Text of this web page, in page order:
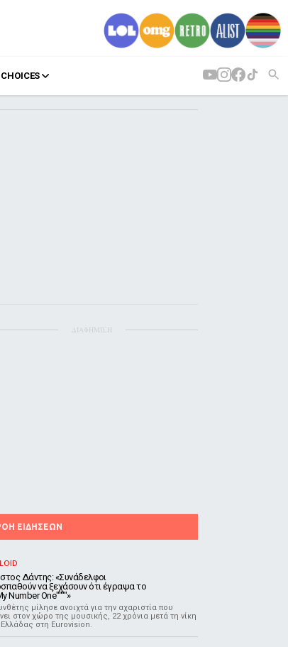
CHOICES
ΔΙΑΦΗΜΙΣΗ
ΕΙΔΗΣΕΩΝ
Δάντης: «Συνάδελφοι
να ξεχάσουν ότι έγραψα το
Number One""""»
μίλησε ανοιχτά για την αχαριστία που
στον χώρο της μουσικής, 22 χρόνια μετά τη νίκη
στη Eurovision.